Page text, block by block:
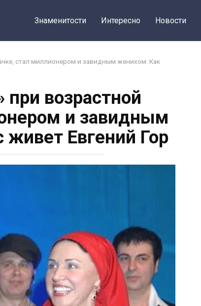
Знаменитости Интересно Новости
стал миллионером и завидным женихом: Как
возрастной
и завидным
Евгений Гор